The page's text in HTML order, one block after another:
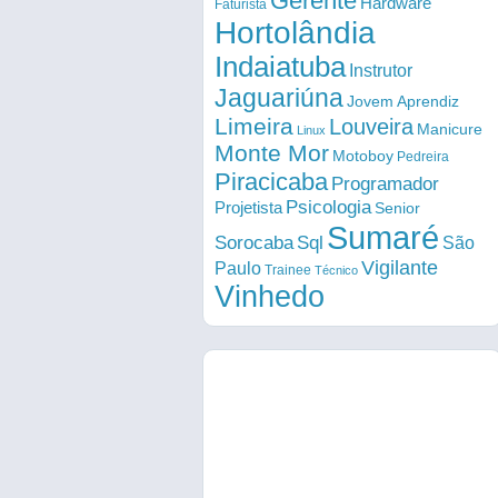
Faturista
Hortolândia
Indaiatuba Instrutor
Jaguariúna Jovem Aprendiz
Limeira Linux Louveira Manicure
Monte Mor Motoboy Pedreira
Piracicaba Programador
Projetista PsicologiaSenior
Sorocaba Sql Sumaré São
Paulo Trainee Técnico Vigilante
Vinhedo